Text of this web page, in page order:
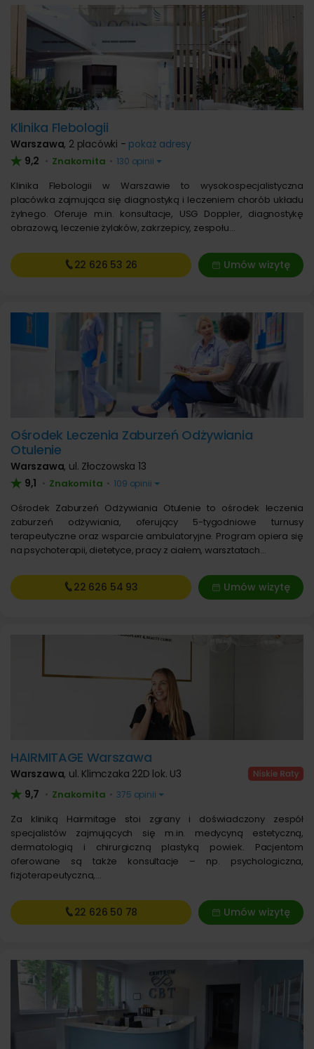
Klinika Flebologii
Warszawa, 2 placówki - pokaż adresy
9,2 • Znakomita • 130 opinii
Klinika Flebologii w Warszawie to wysokospecjalistyczna
placówka zajmująca się diagnostyką i leczeniem chorób układu
żylnego. Oferuje m.in. konsultacje, USG Doppler, diagnostykę
obrazową, leczenie żylaków, zakrzepicy, zespołu…
Umów wizytę
22 626 53 26
Ośrodek Leczenia Zaburzeń Odżywiania
Otulenie
Warszawa, ul. Złoczowska 13
9,1 • Znakomita • 109 opinii
Ośrodek Zaburzeń Odżywiania Otulenie to ośrodek leczenia
zaburzeń odżywiania, oferujący 5-tygodniowe turnusy
terapeutyczne oraz wsparcie ambulatoryjne. Program opiera się
na psychoterapii, dietetyce, pracy z ciałem, warsztatach…
Umów wizytę
22 626 54 93
HAIRMITAGE Warszawa
Warszawa, ul. Klimczaka 22D lok. U3
9,7 • Znakomita • 375 opinii
Za kliniką Hairmitage stoi zgrany i doświadczony zespół
specjalistów zajmujących się m.in. medycyną estetyczną,
dermatologią i chirurgiczną plastyką powiek. Pacjentom
oferowane są także konsultacje – np. psychologiczna,
fizjoterapeutyczna,…
Umów wizytę
22 626 50 78